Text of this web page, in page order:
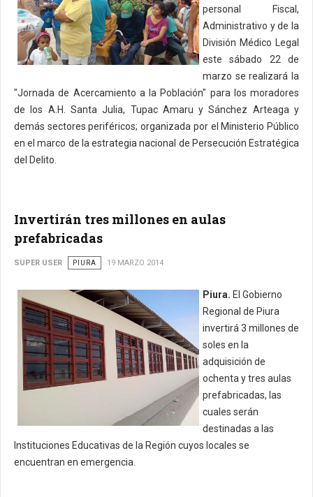
personal Fiscal,
Administrativo y de la
División Médico Legal
este sábado 22 de
marzo se realizará la
"Jornada de Acercamiento a la Población" para los moradores
de los A.H. Santa Julia, Tupac Amaru y Sánchez Arteaga y
demás sectores periféricos; organizada por el Ministerio Público
en el marco de la estrategia nacional de Persecución Estratégica
del Delito.
Invertirán tres millones en aulas
prefabricadas
SUPER USER PIURA 19 MARZO 2014
Piura. El Gobierno
Regional de Piura
invertirá 3 millones de
soles en la
adquisición de
ochenta y tres aulas
prefabricadas, las
cuales serán
destinadas a las
Instituciones Educativas de la Región cuyos locales se
encuentran en emergencia.